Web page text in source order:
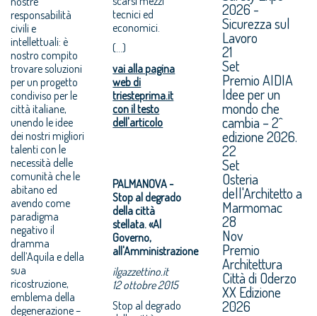
responsabilità
civili e
intellettuali: è
nostro compito
trovare soluzioni
per un progetto
condiviso per le
città italiane,
unendo le idee
dei nostri migliori
talenti con le
necessità delle
comunità che le
abitano ed
avendo come
paradigma
negativo il
dramma
dell’Aquila e della
sua
ricostruzione,
emblema della
degenerazione –
tecnici ed
economici.
(...)
vai alla pagina
web di
triesteprima.it
con il testo
dell'articolo
PALMANOVA -
Stop al degrado
della città
stellata. «Al
Governo,
all'Amministrazione
ilgazzettino.it
12 ottobre 2015
Stop al degrado
2026 -
Sicurezza sul
Lavoro
21
Set
Premio AIDIA
Idee per un
mondo che
cambia – 2^
edizione 2026.
22
Set
Osteria
dell'Architetto a
Marmomac
28
Nov
Premio
Architettura
Città di Oderzo
XX Edizione
2026